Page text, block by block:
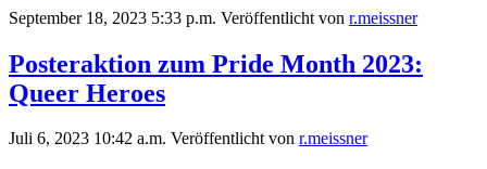
September 18, 2023 5:33 p.m. Veröffentlicht von r.meissner
Posteraktion zum Pride Month 2023:
Queer Heroes
Juli 6, 2023 10:42 a.m. Veröffentlicht von r.meissner